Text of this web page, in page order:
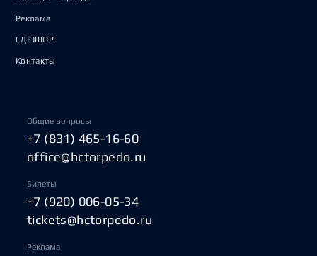
Реклама
СДЮШОР
Контакты
Общие вопросы
+7 (831) 465-16-60
office@hctorpedo.ru
Билеты
+7 (920) 006-05-34
tickets@hctorpedo.ru
Реклама